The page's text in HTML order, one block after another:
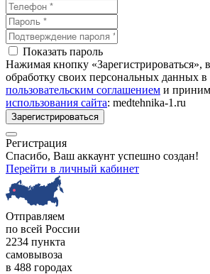
Показать пароль
Нажимая кнопку «Зарегистрироваться»,
обработку своих персональных данных в
пользовательским соглашением и
использования сайта: medtehnika-1.ru
Зарегистрироваться
Регистрация
Спасибо, Ваш аккаунт успешно создан!
Перейти в личный кабинет
Отправляем
по всей России
2234 пункта
самовывоза
в 488 городах